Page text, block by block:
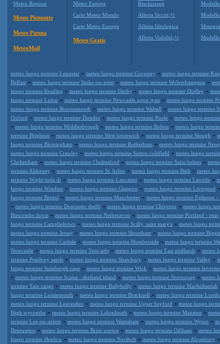
Meteo Regioni
Meteo Piemonte
Meteo Parma
MeteoMail
Meteo Europa
Carte Meteo Mondo
Carte Meteo Europa
Meteo Gratis
Risoluzione
Allerta Siccitï¿½
Allerta Idrologica
Allerta Viabilitï¿½
Modello
meteo lungo termine Leicester - meteo lungo termine Coventry - meteo lungo termine
Belfast - meteo lungo termine Stoke-on-trent - meteo lungo termine Wolverhampton -
lungo termine Reading - meteo lungo termine Derby - meteo lungo termine Dudley -
lungo termine Luton - meteo lungo termine Newcastle upon tyne - meteo lungo termine
meteo lungo termine Bournemouth - meteo lungo termine Walsall - meteo lungo termine
Oxford - meteo lungo termine Dundee - meteo lungo termine Poole - meteo lungo
- meteo lungo termine Middlesbrough - meteo lungo termine Bolton - meteo lungo
termine Brighton - meteo lungo termine West bromwich - meteo lungo termine Slough -
lungo termine Birmingham - meteo lungo termine Rotherham - meteo lungo termine
meteo lungo termine Crawley - meteo lungo termine Sutton coldfield - meteo lungo
Cheltenham - meteo lungo termine Chelmsford - meteo lungo termine Saint helens -
termine Alderney - meteo lungo termine St. helier - meteo lungo termine Bath - meteo
termine Wight isola di - meteo lungo termine Lancaster - meteo lungo termine Lincoln -
lungo termine Windsor - meteo lungo termine Glasgow - meteo lungo termine Liverpool
lungo termine Bristol - meteo lungo termine Manchester - meteo lungo termine Eglinton -
- meteo lungo termine Doncaster sheffi - meteo lungo termine Chivenor - meteo lungo
Boscombe down - meteo lungo termine Netheravon - meteo lungo termine Portland - rnas
lungo termine Campbeltown - meteo lungo termine Scilly, saint mary's - meteo lungo
meteo lungo termine Jersey - meteo lungo termine Shoreham - meteo lungo termine
meteo lungo termine Carlisle - meteo lungo termine Humberside - meteo lungo termine
Newcastle - meteo lungo termine Tees-side - meteo lungo termine East midlands - meteo
termine Pembrey sands - meteo lungo termine Shawbury - meteo lungo termine Valley -
lungo termine Sumburgh cape - meteo lungo termine Wick - meteo lungo termine
- meteo lungo termine Scatsa - shetland island - meteo lungo termine Stornoway - meteo
termine Tain range - meteo lungo termine Ballykelly - meteo lungo termine Machrihanish
lungo termine Lossiemouth - meteo lungo termine Bracknell - meteo lungo termine
meteo lungo termine Leavesden - meteo lungo termine Upper heyford - meteo lungo
High wycombe - meteo lungo termine Lakenheath - meteo lungo termine Manston -
termine Lee-on-solent - meteo lungo termine Wattisham - meteo lungo termine Wyton -
Bentwaters - meteo lungo termine Brize norton - meteo lungo termine Odiham - meteo
lungo termine Henlow - meteo lungo termine Northolt - meteo lungo termine Alconbury